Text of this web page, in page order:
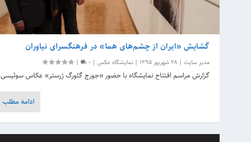
گشایش «ایران از چشم‌های هما» در فرهنگسرای نیاوران
مدیر سایت |28 شهریور 1395 |نمایشگاه عکس |
0
|
گزارش مراسم افتتاح نمایشگاه با حضور «جورج گئورگ ژرستر» عکاس سوئیسی
ادامه مطلب